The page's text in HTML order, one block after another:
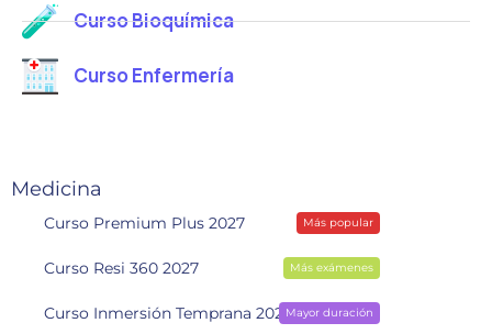
Curso Bioquímica
Curso Enfermería
Medicina
Curso Premium Plus 2027 Más popular
Curso Resi 360 2027 Más exámenes
Curso Inmersión Temprana 2028Mayor duración